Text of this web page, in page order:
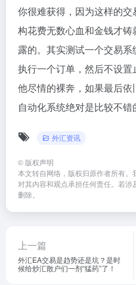
你很难获得，因为这样的
构花费无数心血和金钱才
露的。其实测试一个交易
执行一个订单，然后不设
他尽情的裸奔，如果最后
自动化系统绝对是比较不错
外汇资讯
© 版权声明
本文转自网络，版权归原作者所有
对其内容和观点承担任何责任。若
删除。
上一篇
外汇EA交易是趋势还是坑？是时
候给炒汇散户们一剂“猛药”了！